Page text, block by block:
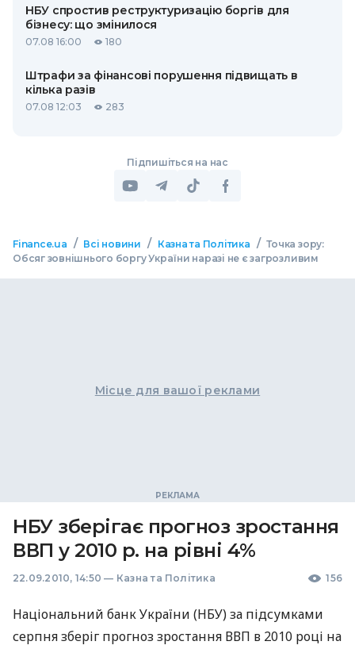
НБУ спростив реструктуризацію боргів для
бізнесу: що змінилося
07.08 16:00 180
Штрафи за фінансові порушення підвищать в
кілька разів
07.08 12:03 283
Підпишіться на нас
Finance.ua / Всі новини / Казна та Політика / Точка зору:
Обсяг зовнішнього боргу України наразі не є загрозливим
Місце для вашої реклами
НБУ зберігає прогноз зростання
ВВП у 2010 р. на рівні 4%
22.09.2010, 14:50 — Казна та Політика 156
Національний банк України (НБУ) за підсумками
серпня зберіг прогноз зростання ВВП в 2010 році на